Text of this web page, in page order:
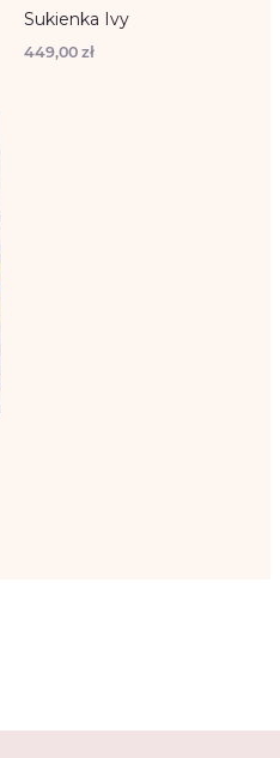
Sukienka Ivy
449,00 zł